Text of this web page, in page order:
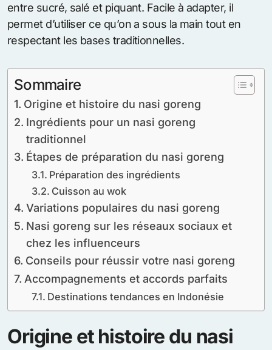
entre sucré, salé et piquant. Facile à adapter, il
permet d’utiliser ce qu’on a sous la main tout en
respectant les bases traditionnelles.
Sommaire
Origine et histoire du nasi goreng
Ingrédients pour un nasi goreng
traditionnel
Étapes de préparation du nasi goreng
Préparation des ingrédients
Cuisson au wok
Variations populaires du nasi goreng
Nasi goreng sur les réseaux sociaux et
chez les influenceurs
Conseils pour réussir votre nasi goreng
Accompagnements et accords parfaits
Destinations tendances en Indonésie
Origine et histoire du nasi